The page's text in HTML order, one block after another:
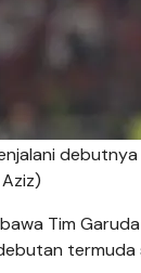
Tim
termuda